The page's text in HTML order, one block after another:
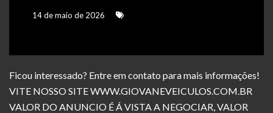
14 de maio de 2026
Ficou interessado? Entre em contato para mais informações!
VITE NOSSO SITE WWW.GIOVANEVEICULOS.COM.BR
VALOR DO ANUNCIO É Á VISTA A NEGOCIAR, VALOR